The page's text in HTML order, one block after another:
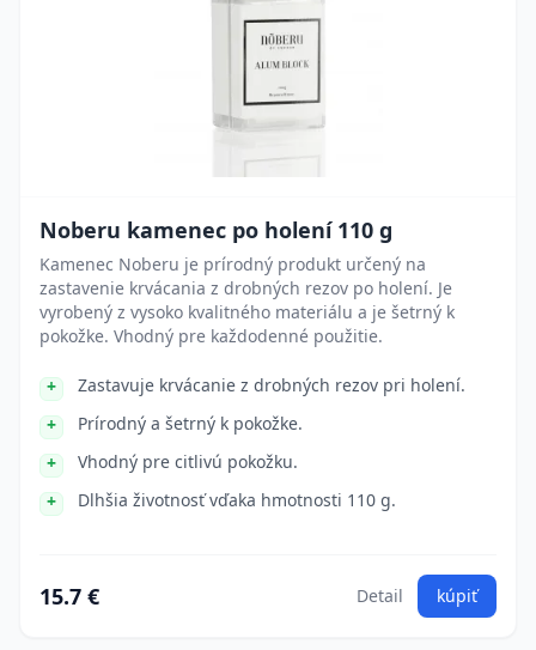
Noberu kamenec po holení 110 g
Kamenec Noberu je prírodný produkt určený na
zastavenie krvácania z drobných rezov po holení. Je
vyrobený z vysoko kvalitného materiálu a je šetrný k
pokožke. Vhodný pre každodenné použitie.
Zastavuje krvácanie z drobných rezov pri holení.
Prírodný a šetrný k pokožke.
Vhodný pre citlivú pokožku.
Dlhšia životnosť vďaka hmotnosti 110 g.
15.7 € Detail kúpiť